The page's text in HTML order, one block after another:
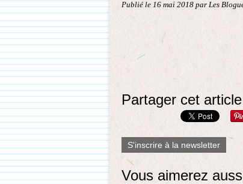
Publié le 16 mai 2018 par Les
Partager cet article
S'inscrire à la newsletter
Vous aimerez